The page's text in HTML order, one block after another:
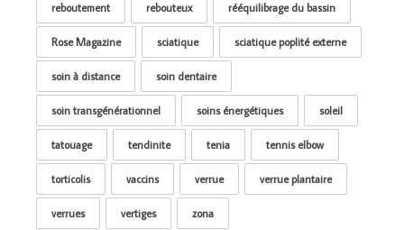
reboutement rebouteux rééquilibrage du bassin
Rose Magazine sciatique sciatique poplité externe
soin à distance soin dentaire
soin transgénérationnel soins énergétiques soleil
tatouage tendinite tenia tennis elbow
torticolis vaccins verrue verrue plantaire
verrues vertiges zona